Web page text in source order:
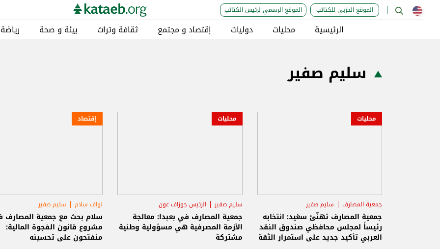
الموقع الحزبي للكتائب الموقع الرسمي لرئيس الكتائب
الرئيسية محليات دوليات إقتصاد و مجتمع ثقافة وتراث بيئة و صحة رياضة
سليم صفير
محليات
جمعية المصارف سليم صفير
جمعية المصارف تهنّئ سعَيد: انتخابه
رئيساً لمجلس محافظي صندوق النقد
العربي تأكيد جديد على استمرار الثقة
محليات
سليم صفير
الرئيس جوزاف عون
جمعية المصارف
جمعية المصارف في بعبدا: معالجة
الأزمة المصرفية هي مسؤولية وطنية
مشتركة
إقتصاد
نواف سلام
سليم صفير
البنك الأوروبي لإعادة الإعمار والتنمية
سلام بحث مع جمعية المصارف
مشروع قانون الفجوة المالية:
منفتحون على تحسينه